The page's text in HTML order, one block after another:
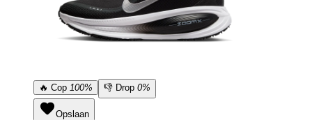
🔥 Cop 100% 👎 Drop 0%
Opslaan